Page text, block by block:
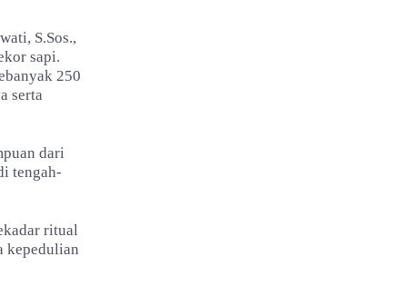
S.Sos.,
sapi.
250
serta
dari
tengah-
ritual
kepedulian